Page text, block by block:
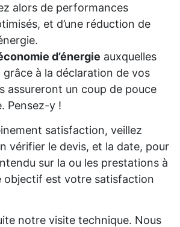
alors de performances
et d’une réduction de
d’énergie auxquelles
à la déclaration de vos
assureront un coup de pouce
Pensez-y !
satisfaction, veillez
vérifier le devis, et la date, pour
sur la ou les prestations à
objectif est votre satisfaction
notre visite technique. Nous